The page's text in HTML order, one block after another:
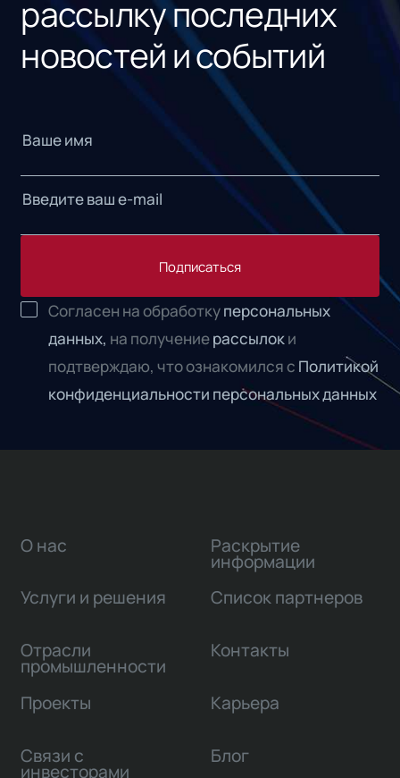
рассылку последних
новостей и событий
Подписаться
Согласен на обработкуперсональных
данных, на получениерассылоки
подтверждаю, что ознакомился с Политикой
конфиденциальности персональных данных
О нас
Услуги и решения
Отрасли
промышленности
Проекты
Связи с
инвесторами
Раскрытие
информации
Список партнеров
Контакты
Карьера
Блог